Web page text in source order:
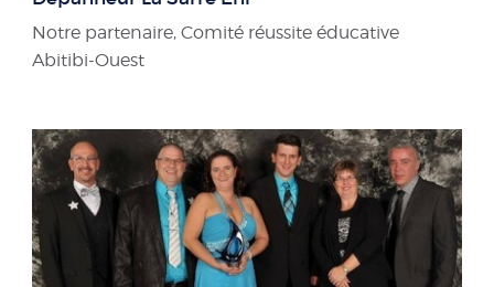
Notre partenaire, Comité réussite éducative
Abitibi-Ouest